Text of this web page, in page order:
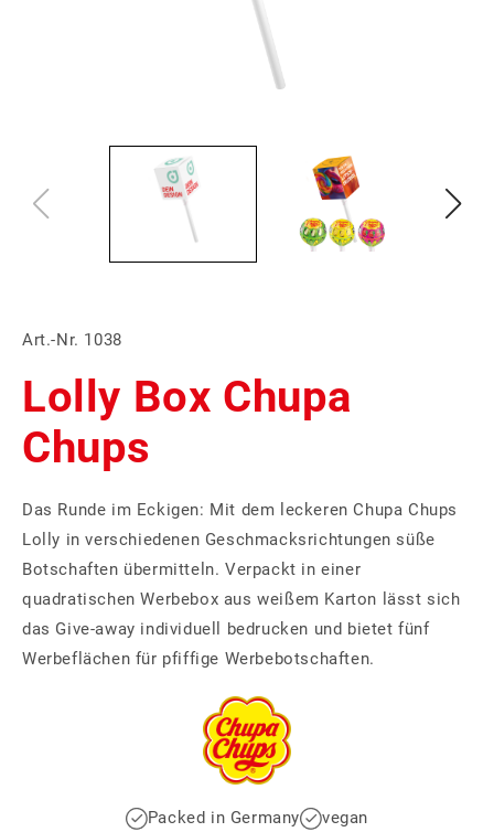
Art.-Nr. 1038
Lolly Box Chupa
Chups
Das Runde im Eckigen: Mit dem leckeren Chupa Chups
Lolly in verschiedenen Geschmacksrichtungen süße
Botschaften übermitteln. Verpackt in einer
quadratischen Werbebox aus weißem Karton lässt sich
das Give-away individuell bedrucken und bietet fünf
Werbeflächen für pfiffige Werbebotschaften.
Packed in Germany vegan